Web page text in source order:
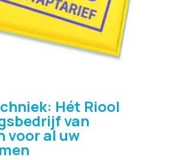
Hét Riool
van
voor al uw